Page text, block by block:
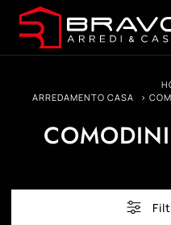
ARREDAMENTO CASA
>